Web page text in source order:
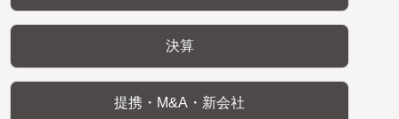
決算
提携・M&A・新会社